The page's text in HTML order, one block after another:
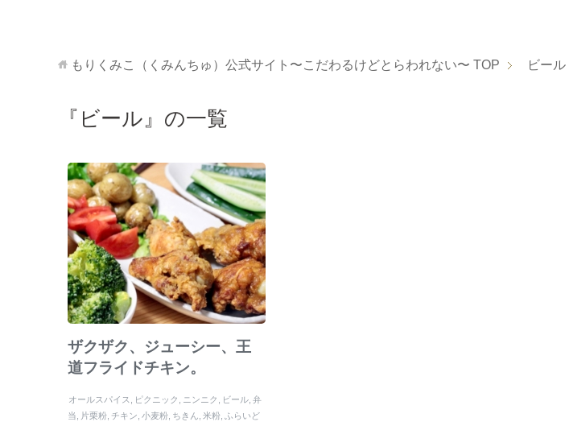
もりくみこ（くみんちゅ）公式サイト〜こだわるけどとらわれない〜 TOP ビール
『ビール』の一覧
ザクザク、ジューシー、王
道フライドチキン。
オールスパイス ピクニック ニンニク ビール 弁
当
片栗粉 チキン 小麦粉 ちきん 米粉
ふらいど